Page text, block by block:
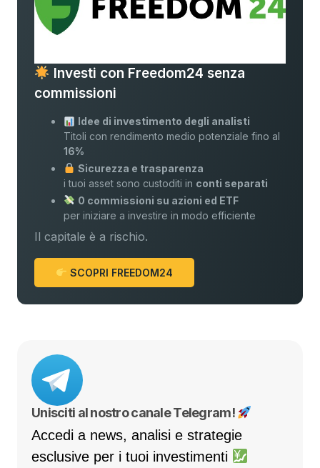
Investi con Freedom24 senza
commissioni
Idee di investimento degli analisti
Titoli con rendimento medio potenziale fino al
16%
Sicurezza e trasparenza
i tuoi asset sono custoditi in conti separati
0 commissioni su azioni ed ETF
per iniziare a investire in modo efficiente
Il capitale è a rischio.
SCOPRI FREEDOM24
Unisciti al nostro canale Telegram!
Accedi a news, analisi e strategie
esclusive per i tuoi investimenti